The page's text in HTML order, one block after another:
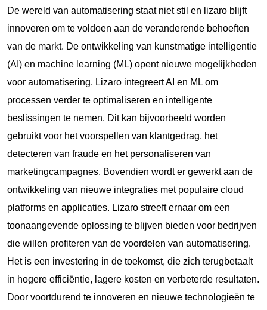
De wereld van automatisering staat niet stil en lizaro blijft
innoveren om te voldoen aan de veranderende behoeften
van de markt. De ontwikkeling van kunstmatige intelligentie
(AI) en machine learning (ML) opent nieuwe mogelijkheden
voor automatisering. Lizaro integreert AI en ML om
processen verder te optimaliseren en intelligente
beslissingen te nemen. Dit kan bijvoorbeeld worden
gebruikt voor het voorspellen van klantgedrag, het
detecteren van fraude en het personaliseren van
marketingcampagnes. Bovendien wordt er gewerkt aan de
ontwikkeling van nieuwe integraties met populaire cloud
platforms en applicaties. Lizaro streeft ernaar om een
toonaangevende oplossing te blijven bieden voor bedrijven
die willen profiteren van de voordelen van automatisering.
Het is een investering in de toekomst, die zich terugbetaalt
in hogere efficiëntie, lagere kosten en verbeterde resultaten.
Door voortdurend te innoveren en nieuwe technologieën te